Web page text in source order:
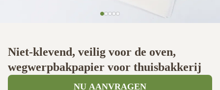
Niet-klevend, veilig voor de oven,
wegwerpbakpapier voor thuisbakkerij
NU AANVRAGEN